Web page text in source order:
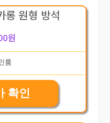
롱 원형 방석
원
확인